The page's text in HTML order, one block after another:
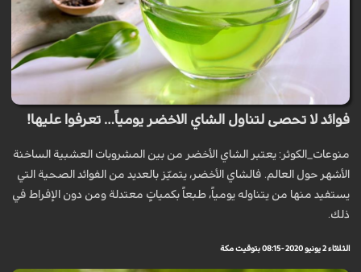
فوائد لا تحصى لتناول الشاي الاخضر يومياً… تعرفوا عليها!
منوعات_الكوثر: يعتبر الشاي الأخضر من بين المشروبات العشبية الساخنة
الأشهر حول العالم. فالشاي الأخضر، يتميّز بالعديد من الفوائد الصحية التي
يستفيد منها من يتناوله يومياً، طبعاً بكمياتٍ معتدلة ومن دون الإفراط في
ذلك.
الثلاثاء 2 يونيو 2020 - 08:15 بتوقيت مكة